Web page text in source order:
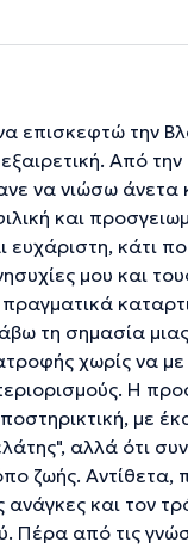
επισκεφτώ την
Από
να νιώσω άνετα
και
ευχάριστη, κάτι
μου και
τη σημασία
χωρίς να με
Η
με
αλλά ότι
ζωής. Αντίθετα,
ανάγκες και τον
Πέρα από τις